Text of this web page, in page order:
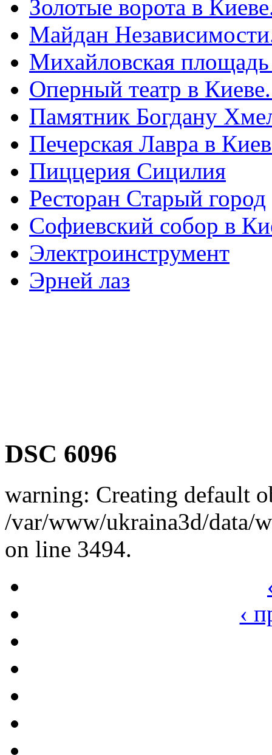
Золотые ворота в
Майдан
Михайловская
Оперный театр в
Памятник Богдану
Печерская Лавра в
Пиццерия Сицилия
Ресторан Старый город
Софиевский собор в
Электроинструмент
Эрней лаз
DSC 6096
warning: Creating default
/var/www/ukraina3d/data/
on line 3494.
‹